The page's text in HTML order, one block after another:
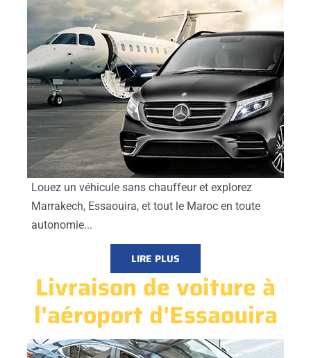
Louez un véhicule sans chauffeur et explorez
Marrakech, Essaouira, et tout le Maroc en toute
autonomie...
LIRE PLUS
Livraison de voiture à
l'aéroport d'Essaouira